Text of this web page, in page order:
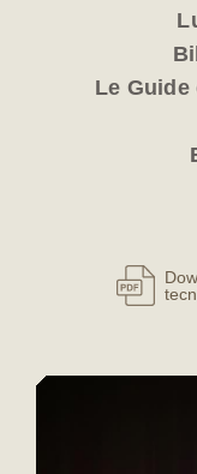
Le